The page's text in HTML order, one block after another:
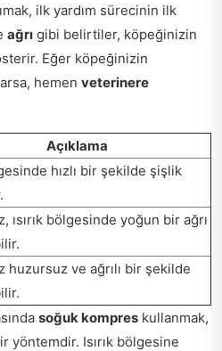
ilk yardım sürecinin ilk
ağrı gibi belirtiler, köpeğinizin
Eğer köpeğinizin
hemen veterinere
Açıklama
hızlı bir şekilde şişlik
ısırık bölgesinde yoğun bir ağrı
huzursuz ve ağrılı bir şekilde
soğuk kompres kullanmak,
yöntemdir. Isırık bölgesine